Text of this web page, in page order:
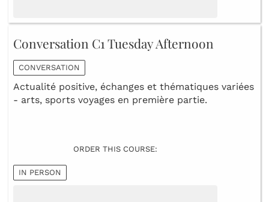
Conversation C1 Tuesday Afternoon
CONVERSATION
Actualité positive, échanges et thématiques variées
- arts, sports voyages en première partie.
ORDER THIS COURSE:
IN PERSON